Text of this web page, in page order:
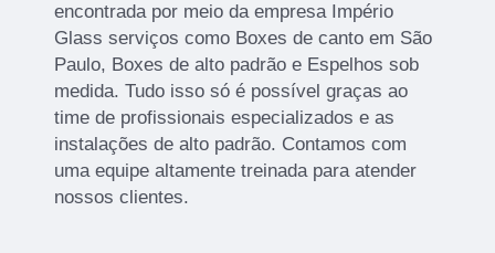
encontrada por meio da empresa Império
Glass serviços como Boxes de canto em São
Paulo, Boxes de alto padrão e Espelhos sob
medida. Tudo isso só é possível graças ao
time de profissionais especializados e as
instalações de alto padrão. Contamos com
uma equipe altamente treinada para atender
nossos clientes.